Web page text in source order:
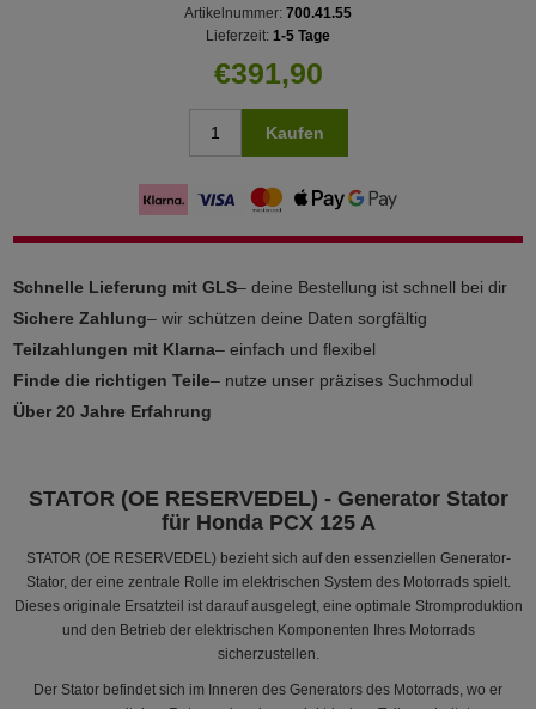
Artikelnummer: 700.41.55
Lieferzeit: 1-5 Tage
€391,90
Kaufen
Schnelle Lieferung mit GLS– deine Bestellung ist schnell bei dir
Sichere Zahlung– wir schützen deine Daten sorgfältig
Teilzahlungen mit Klarna– einfach und flexibel
Finde die richtigen Teile– nutze unser präzises Suchmodul
Über 20 Jahre Erfahrung
STATOR (OE RESERVEDEL) - Generator Stator
für Honda PCX 125 A
STATOR (OE RESERVEDEL) bezieht sich auf den essenziellen Generator-
Stator, der eine zentrale Rolle im elektrischen System des Motorrads spielt.
Dieses originale Ersatzteil ist darauf ausgelegt, eine optimale Stromproduktion
und den Betrieb der elektrischen Komponenten Ihres Motorrads
sicherzustellen.
Der Stator befindet sich im Inneren des Generators des Motorrads, wo er